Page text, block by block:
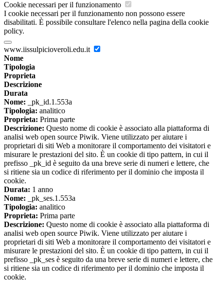
Cookie necessari per il funzionamento
I cookie necessari per il funzionamento non possono essere
disabilitati. È possibile consultare l'elenco nella pagina della cookie
policy.
www.iissulpicioveroli.edu.it
Nome
Tipologia
Proprieta
Descrizione
Durata
Nome: _pk_id.1.553a
Tipologia: analitico
Proprieta: Prima parte
Descrizione: Questo nome di cookie è associato alla piattaforma di
analisi web open source Piwik. Viene utilizzato per aiutare i
proprietari di siti Web a monitorare il comportamento dei visitatori e
misurare le prestazioni del sito. È un cookie di tipo pattern, in cui il
prefisso _pk_id è seguito da una breve serie di numeri e lettere, che
si ritiene sia un codice di riferimento per il dominio che imposta il
cookie.
Durata: 1 anno
Nome: _pk_ses.1.553a
Tipologia: analitico
Proprieta: Prima parte
Descrizione: Questo nome di cookie è associato alla piattaforma di
analisi web open source Piwik. Viene utilizzato per aiutare i
proprietari di siti Web a monitorare il comportamento dei visitatori e
misurare le prestazioni del sito. È un cookie di tipo pattern, in cui il
prefisso _pk_ses è seguito da una breve serie di numeri e lettere, che
si ritiene sia un codice di riferimento per il dominio che imposta il
cookie.